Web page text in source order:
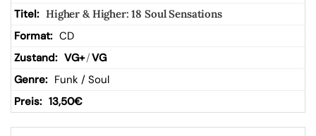
Higher & Higher: 18 Soul Sensations
CD
VG+/VG
Funk / Soul
13,50€